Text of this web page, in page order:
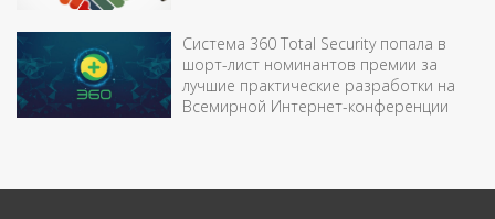
Система 360 Total Security попала в
шорт-лист номинантов премии за
лучшие практические разработки на
Всемирной Интернет-конференции